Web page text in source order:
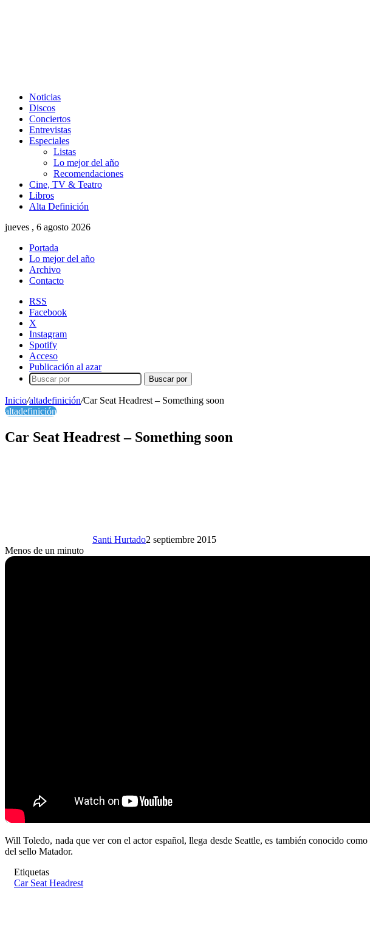
Noticias
Discos
Conciertos
Entrevistas
Especiales
Listas
Lo mejor del año
Recomendaciones
Cine, TV & Teatro
Libros
Alta Definición
jueves , 6 agosto 2026
Portada
Lo mejor del año
Archivo
Contacto
RSS
Facebook
X
Instagram
Spotify
Acceso
Publicación al azar
Buscar por
Inicio/altadefinición/Car Seat Headrest – Something soon
altadefinición
Car Seat Headrest – Something soon
Santi Hurtado2 septiembre 2015
Menos de un minuto
Will Toledo, nada que ver con el actor español, llega desde Seattle, es también conocido como
del sello Matador.
Etiquetas
Car Seat Headrest